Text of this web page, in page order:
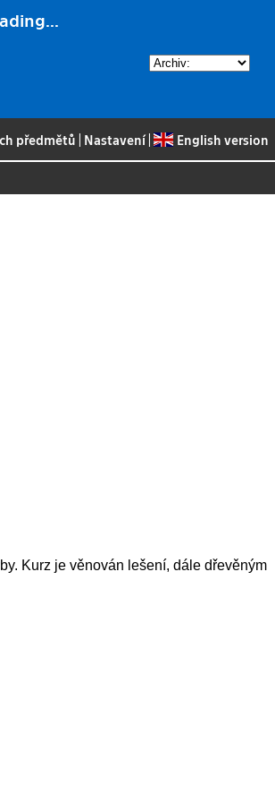
předmětů Nastavení| English version
Kurz je věnován lešení, dále dřevěným